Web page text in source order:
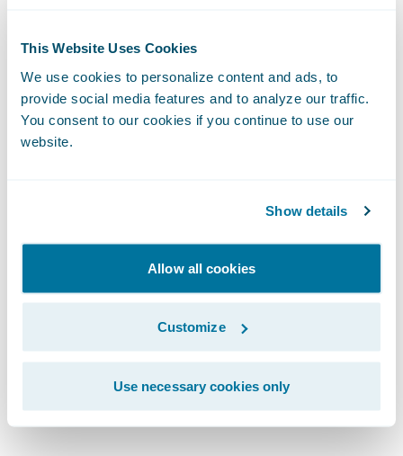
This Website Uses Cookies
We use cookies to personalize content and ads, to
provide social media features and to analyze our traffic.
You consent to our cookies if you continue to use our
website.
Show details
Allow all cookies
Customize
Use necessary cookies only
Sach- und Unfallversicherer bei ihrer
„Guidewire hat stark in die
marktspezifischen Fähigkeiten seiner
Plattform für den deutschen
Versicherern ein Höchstmaß an
Managing Director - EMEA, von Guidewire.
„Die Produktentwicklung erfolgt stets in
enger Zusammenarbeit mit den deutschen
Kunden, die über eine sehr aktive lokale
Nutzergruppe auch Einfluss auf die
Produktstrategie und Roadmap von
Guidewire nehmen können."